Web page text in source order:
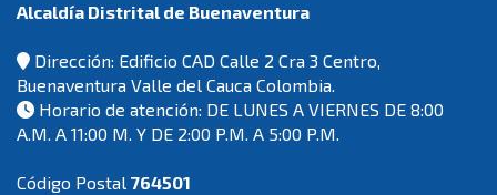
Alcaldía Distrital de Buenaventura
Dirección: Edificio CAD Calle 2 Cra 3 Centro,
Buenaventura Valle del Cauca Colombia.
Horario de atención: DE LUNES A VIERNES DE 8:00
A.M. A 11:00 M. Y DE 2:00 P.M. A 5:00 P.M.
Código Postal 764501